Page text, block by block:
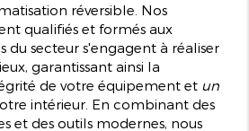
réversible. Nos
qualifiés et formés aux
du secteur s'engagent à réaliser
garantissant ainsi la
de votre équipement et un
intérieur. En combinant des
et des outils modernes, nous